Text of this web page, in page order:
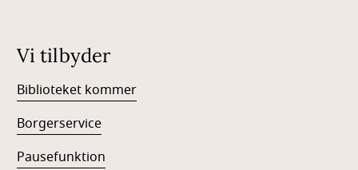
Vi tilbyder
Biblioteket kommer
Borgerservice
Pausefunktion